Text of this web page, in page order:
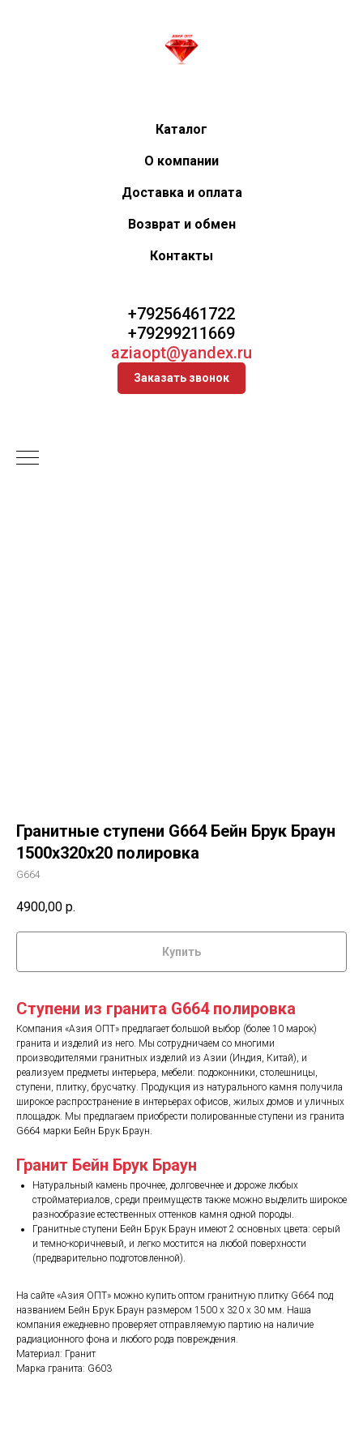
Каталог
О компании
Доставка и оплата
Возврат и обмен
Контакты
+79256461722
+79299211669
aziaopt@yandex.ru
Заказать звонок
Гранитные ступени G664 Бейн Брук Браун
1500х320х20 полировка
G664
4900,00 р.
Купить
Ступени из гранита G664 полировка
Компания «Азия ОПТ» предлагает большой выбор (более 10 марок)
гранита и изделий из него. Мы сотрудничаем со многими
производителями гранитных изделий из Азии (Индия, Китай), и
реализуем предметы интерьера, мебели: подоконники, столешницы,
ступени, плитку, брусчатку. Продукция из натурального камня получила
широкое распространение в интерьерах офисов, жилых домов и уличных
площадок. Мы предлагаем приобрести полированные ступени из гранита
G664 марки Бейн Брук Браун.
Гранит Бейн Брук Браун
Натуральный камень прочнее, долговечнее и дороже любых
стройматериалов, среди преимуществ также можно выделить широкое
разнообразие естественных оттенков камня одной породы.
Гранитные ступени Бейн Брук Браун имеют 2 основных цвета: серый
и темно-коричневый, и легко мостится на любой поверхности
(предварительно подготовленной).
На сайте «Азия ОПТ» можно купить оптом гранитную плитку G664 под
названием Бейн Брук Браун размером 1500 х 320 х 30 мм. Наша
компания ежедневно проверяет отправляемую партию на наличие
радиационного фона и любого рода повреждения.
Материал: Гранит
Марка гранита: G603